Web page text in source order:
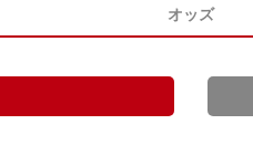
オッズ